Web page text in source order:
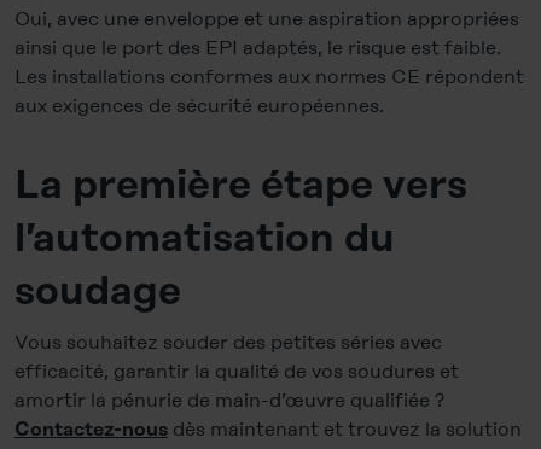
Oui, avec une enveloppe et une aspiration appropriées
ainsi que le port des EPI adaptés, le risque est faible.
Les installations conformes aux normes CE répondent
aux exigences de sécurité européennes.
La première étape vers
l’automatisation du
soudage
Vous souhaitez souder des petites séries avec
efficacité, garantir la qualité de vos soudures et
amortir la pénurie de main-d’œuvre qualifiée ?
Contactez-nous dès maintenant et trouvez la solution